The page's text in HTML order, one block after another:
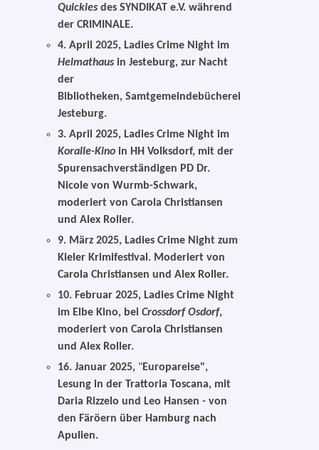
Quickies des SYNDIKAT e.V. während
der CRIMINALE.
4. April 2025, Ladies Crime Night im
Heimathaus in Jesteburg, zur Nacht
der
Bibliotheken, Samtgemeindebücherei
Jesteburg.
3. April 2025, Ladies Crime Night im
Koralle-Kino in HH Volksdorf, mit der
Spurensachverständigen PD Dr.
Nicole von Wurmb-Schwark,
moderiert von Carola Christiansen
und Alex Roller.
9. März 2025, Ladies Crime Night zum
Kieler Krimifestival. Moderiert von
Carola Christiansen und Alex Roller.
10. Februar 2025, Ladies Crime Night
im Elbe Kino, beiCrossdorf Osdorf,
moderiert von Carola Christiansen
und Alex Roller.
16. Januar 2025, "Europareise",
Lesung in der Trattoria Toscana, mit
Daria Rizzelo und Leo Hansen - von
den Färöern über Hamburg nach
Apulien.